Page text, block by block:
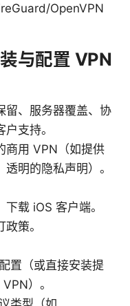
OpenVPN
与配置 VPN
留、服务器覆盖、协
支持。
商用 VPN（如提供
明的隐私声明）。
载 iOS 客户端。
策。
置（或直接安装提
）。